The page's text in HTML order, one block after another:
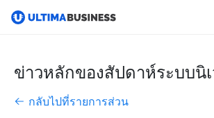
ข่าวหลักของสัปดาห์ระบบนิ
กลับไปที่รายการส่วน